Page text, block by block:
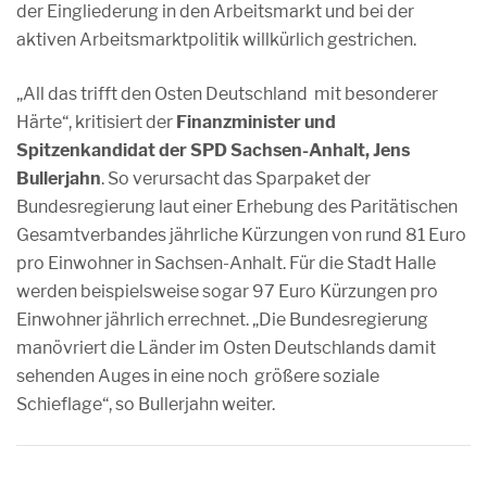
der Eingliederung in den Arbeitsmarkt und bei der
aktiven Arbeitsmarktpolitik willkürlich gestrichen.
„All das trifft den Osten Deutschland mit besonderer
Härte“, kritisiert der Finanzminister und
Spitzenkandidat der SPD Sachsen-Anhalt, Jens
Bullerjahn. So verursacht das Sparpaket der
Bundesregierung laut einer Erhebung des Paritätischen
Gesamtverbandes jährliche Kürzungen von rund 81 Euro
pro Einwohner in Sachsen-Anhalt. Für die Stadt Halle
werden beispielsweise sogar 97 Euro Kürzungen pro
Einwohner jährlich errechnet. „Die Bundesregierung
manövriert die Länder im Osten Deutschlands damit
sehenden Auges in eine noch größere soziale
Schieflage“, so Bullerjahn weiter.